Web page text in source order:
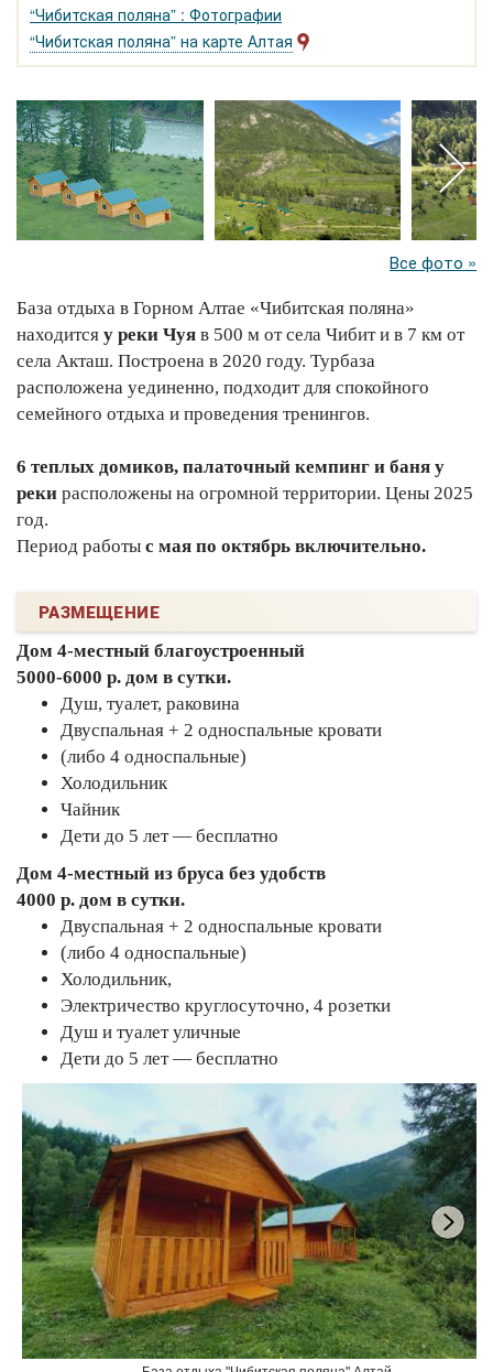
“Чибитская поляна” : Фотографии
“Чибитская поляна” на карте Алтая
Все фото »
База отдыха в Горном Алтае «Чибитская поляна»
находится у реки Чуя в 500 м от села Чибит и в 7 км от
села Акташ. Построена в 2020 году. Турбаза
расположена уединенно, подходит для спокойного
семейного отдыха и проведения тренингов.
6 теплых домиков, палаточный кемпинг и баня у
реки расположены на огромной территории. Цены 2025
год.
Период работы с мая по октябрь включительно.
РАЗМЕЩЕНИЕ
Дом 4-местный благоустроенный
5000-6000 р. дом в сутки.
Душ, туалет, раковина
Двуспальная + 2 односпальные кровати
(либо 4 односпальные)
Холодильник
Чайник
Дети до 5 лет — бесплатно
Дом 4-местный из бруса без удобств
4000 р. дом в сутки.
Двуспальная + 2 односпальные кровати
(либо 4 односпальные)
Холодильник,
Электричество круглосуточно, 4 розетки
Душ и туалет уличные
Дети до 5 лет — бесплатно